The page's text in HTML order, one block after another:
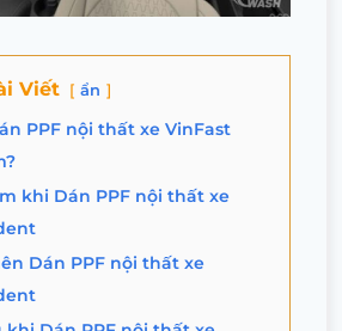
Viết ẩn
PPF nội thất xe VinFast
khi Dán PPF nội thất xe
Dán PPF nội thất xe